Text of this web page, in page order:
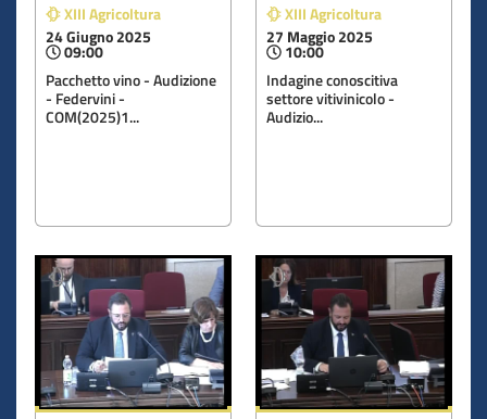
XIII Agricoltura
24 Giugno 2025
09:00
Pacchetto vino - Audizione
- Federvini -
COM(2025)1...
XIII Agricoltura
27 Maggio 2025
10:00
Indagine conoscitiva
settore vitivinicolo -
Audizio...